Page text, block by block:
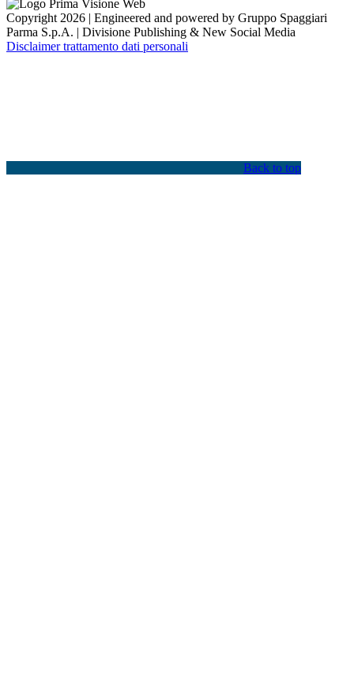
Copyright 2026 | Engineered and powered by Gruppo Spaggiari
Parma S.p.A. | Divisione Publishing & New Social Media
Disclaimer trattamento dati personali
Back to top